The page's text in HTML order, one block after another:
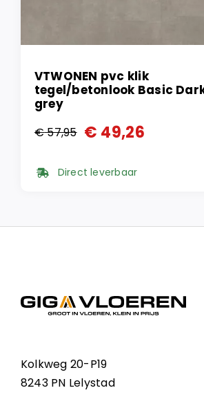
VTWONEN pvc klik
tegel/betonlook Basic
grey
€57,95
Oorspronkelijke
prijs
€ 49,26
Huidige
prijsDirect leverbaar
Kolkweg 20-P19
8243 PN Lelystad